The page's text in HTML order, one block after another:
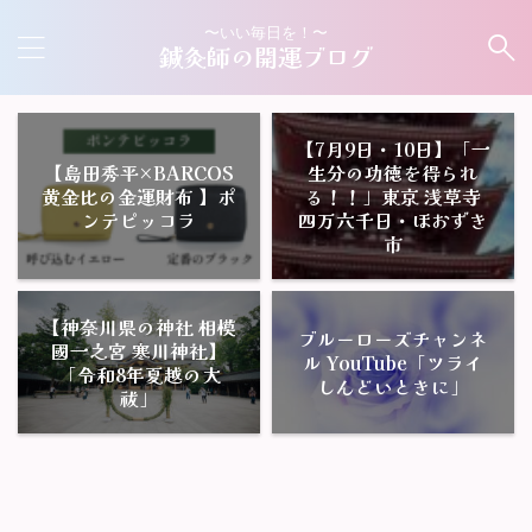
〜いい毎日を！〜
鍼灸師の開運ブログ
【島田秀平×BARCOS
黄金比の金運財布 】ポ
ンテピッコラ
【7月9日・10日】「一
生分の功徳を得られ
る！！」東京 浅草寺
四万六千日・ほおずき
市
【神奈川県の神社 相模
國一之宮 寒川神社】
「令和8年夏越の大
祓」
ブルーローズチャンネ
ル YouTube「ツライ
しんどいときに」